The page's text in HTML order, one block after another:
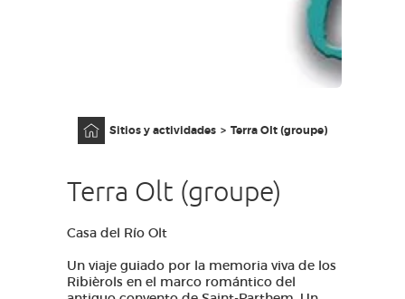
Sitios y actividades Terra Olt (groupe)
Terra Olt (groupe)
Casa del Río Olt
Un viaje guiado por la memoria viva de los
Ribièrols en el marco romántico del